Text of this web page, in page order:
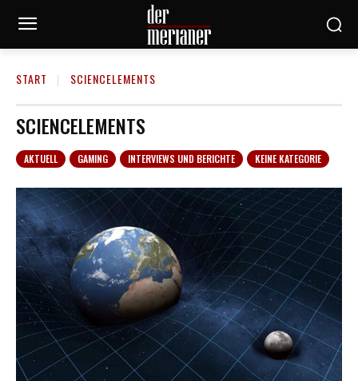
START SCIENCELEMENTS
SCIENCELEMENTS
AKTUELL GAMING INTERVIEWS UND BERICHTE KEINE KATEGORIE